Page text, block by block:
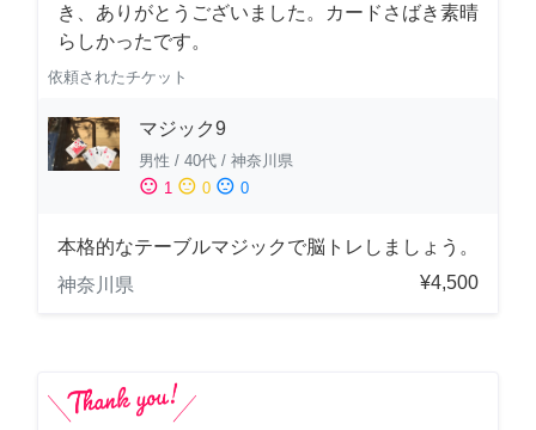
き、ありがとうございました。カードさばき素晴
らしかったです。
依頼されたチケット
マジック9
男性 / 40代 / 神奈川県
sentiment_satisfied 1 sentiment_neutral 0 sentiment_dissatisfied 0
本格的なテーブルマジックで脳トレしましょう。
神奈川県
¥4,500